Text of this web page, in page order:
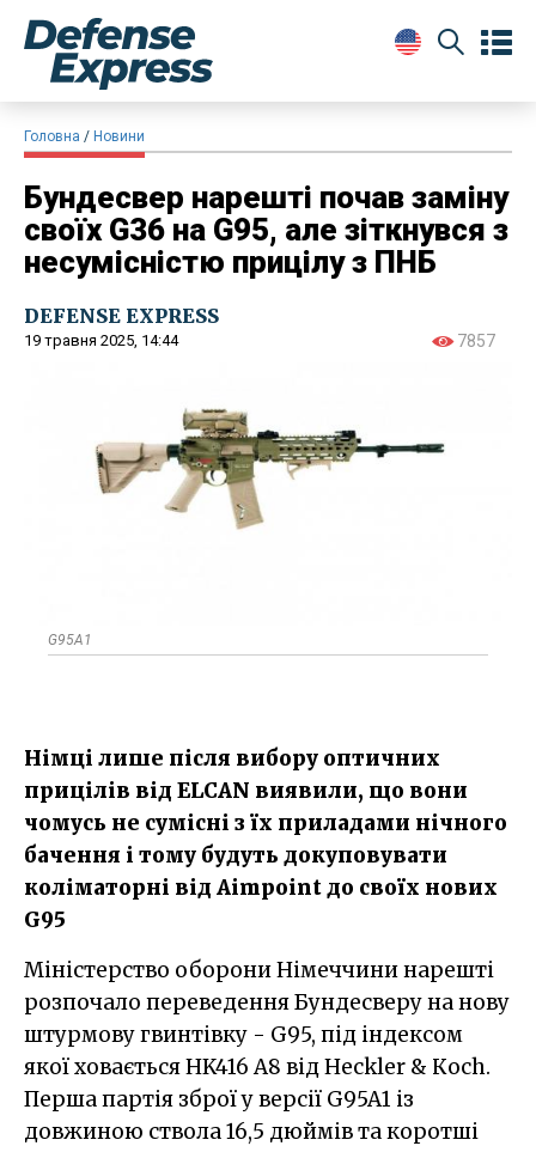
Головна Новини
Бундесвер нарешті почав заміну
своїх G36 на G95, але зіткнувся з
несумісністю прицілу з ПНБ
DEFENSE EXPRESS
19 травня 2025, 14:44 7857
G95A1
Німці лише після вибору оптичних
прицілів від ELCAN виявили, що вони
чомусь не сумісні з їх приладами нічного
бачення і тому будуть докуповувати
коліматорні від Aimpoint до своїх нових
G95
Міністерство оборони Німеччини нарешті
розпочало переведення Бундесверу на нову
штурмову гвинтівку - G95, під індексом
якої ховається HK416 A8 від Heckler & Кoch.
Перша партія зброї у версії G95A1 із
довжиною ствола 16,5 дюймів та коротші